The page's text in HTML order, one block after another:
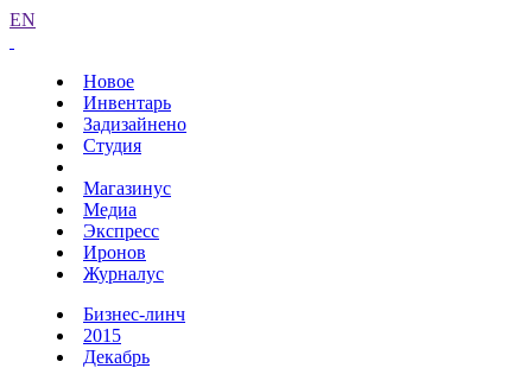
EN
Новое
Инвентарь
Задизайнено
Студия
Магазинус
Медиа
Экспресс
Иронов
Журналус
Бизнес-линч
2015
Декабрь